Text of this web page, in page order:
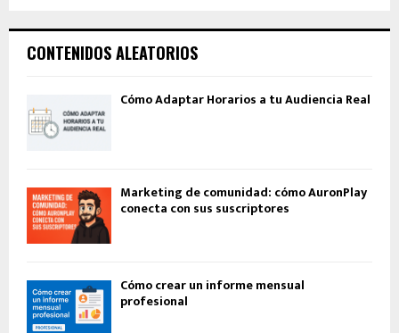
CONTENIDOS ALEATORIOS
Cómo Adaptar Horarios a tu Audiencia Real
Marketing de comunidad: cómo AuronPlay
conecta con sus suscriptores
Cómo crear un informe mensual
profesional